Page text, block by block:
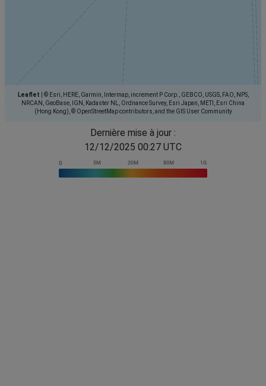
Leaflet
© Esri, HERE, Garmin, Intermap, increment P Corp., GEBCO, USGS, FAO, NPS,
NRCAN, GeoBase, IGN, Kadaster NL, Ordnance Survey, Esri Japan, METI, Esri China
(Hong Kong), © OpenStreetMap contributors, and the GIS User Community
Dernière mise à jour :
12/12/2025 00:27 UTC